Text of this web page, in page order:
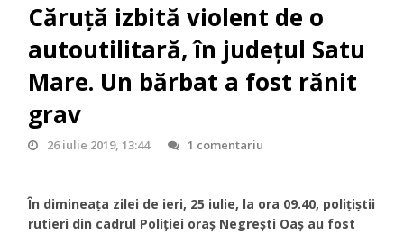
Căruță izbită violent de o
autoutilitară, în județul Satu
Mare. Un bărbat a fost rănit
grav
26 iulie 2019, 13:44 1 comentariu
În dimineața zilei de ieri, 25 iulie, la ora 09.40, polițiștii
rutieri din cadrul Poliției oraș Negrești Oaș au fost